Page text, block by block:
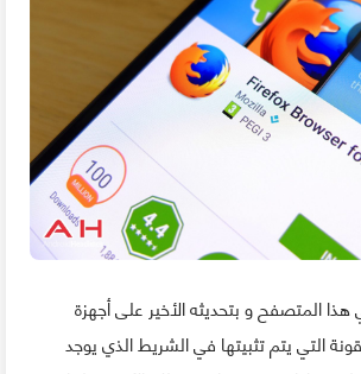
المتصفح و بتحديثه الأخير على أجهزة
التي يتم تثبيتها في الشريط الذي يوجد